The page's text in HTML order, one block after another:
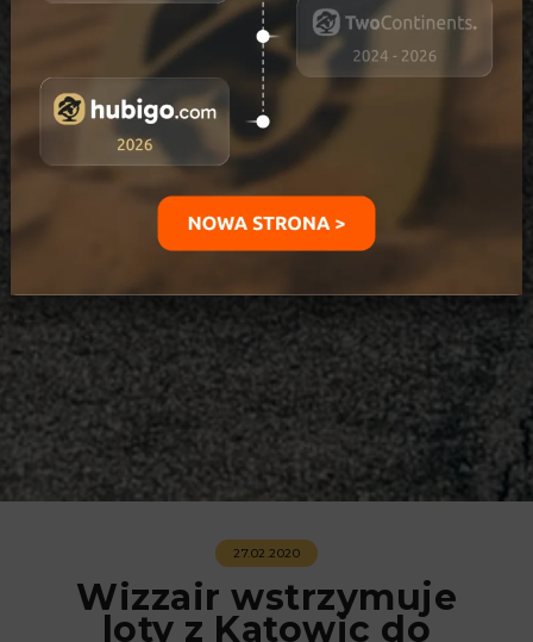
27.02.2020
Wizzair wstrzymuje
loty z Katowic do